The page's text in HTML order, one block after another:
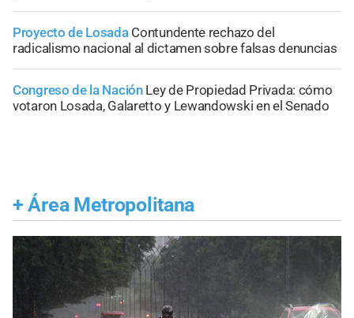
Proyecto de Losada Contundente rechazo del
radicalismo nacional al dictamen sobre falsas denuncias
Congreso de la Nación Ley de Propiedad Privada: cómo
votaron Losada, Galaretto y Lewandowski en el Senado
+ Área Metropolitana